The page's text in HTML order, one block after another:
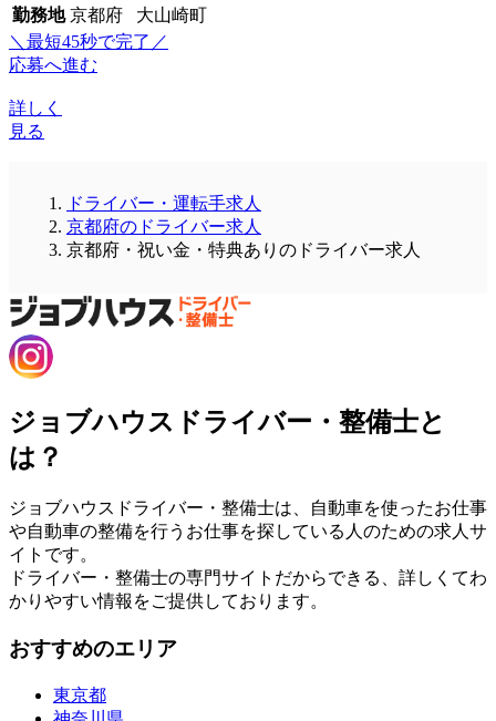
勤務地 京都府 大山崎町
＼最短45秒で完了／
応募へ進む
詳しく
見る
ドライバー・運転手求人
京都府のドライバー求人
京都府・祝い金・特典ありのドライバー求人
ジョブハウスドライバー・整備士と
は？
ジョブハウスドライバー・整備士は、自動車を使ったお仕事
や自動車の整備を行うお仕事を探している人のための求人サ
イトです。
ドライバー・整備士の専門サイトだからできる、詳しくてわ
かりやすい情報をご提供しております。
おすすめのエリア
東京都